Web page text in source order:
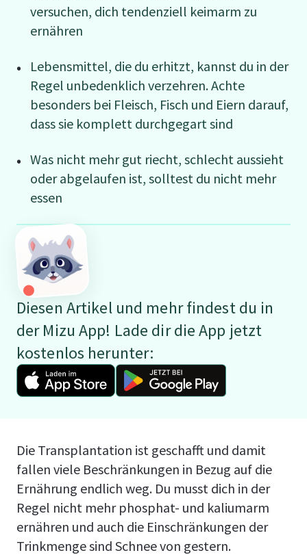
versuchen, dich tendenziell keimarm zu
ernähren
Lebensmittel, die du erhitzt, kannst du in der
Regel unbedenklich verzehren. Achte
besonders bei Fleisch, Fisch und Eiern darauf,
dass sie komplett durchgegart sind
Was nicht mehr gut riecht, schlecht aussieht
oder abgelaufen ist, solltest du nicht mehr
essen
Diesen Artikel und mehr findest du in
der Mizu App! Lade dir die App jetzt
kostenlos herunter:
Die Transplantation ist geschafft und damit
fallen viele Beschränkungen in Bezug auf die
Ernährung endlich weg. Du musst dich in der
Regel nicht mehr phosphat- und kaliumarm
ernähren und auch die Einschränkungen der
Trinkmenge sind Schnee von gestern.